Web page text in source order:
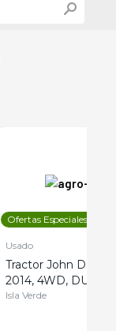
Ofertas Especiales
Usado
Tractor John Deere
2014, 4WD, DUAL
Isla Verde